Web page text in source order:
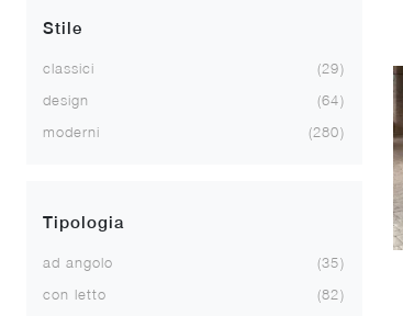
Stile
classici
29
design
64
moderni
280
Tipologia
ad angolo
35
con letto
82